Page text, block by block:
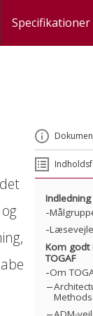
Specifikationer
Indledning
Kom godt
TOGAF
Om